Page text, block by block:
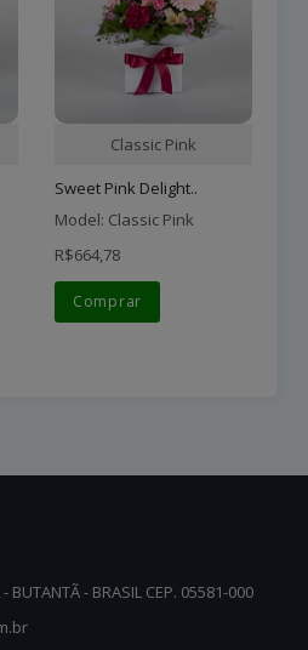
Classic Pink
Sweet Pink Delight..
Model: Classic Pink
R$664,78
Comprar
BUTANTÃ - BRASIL CEP. 05581-000